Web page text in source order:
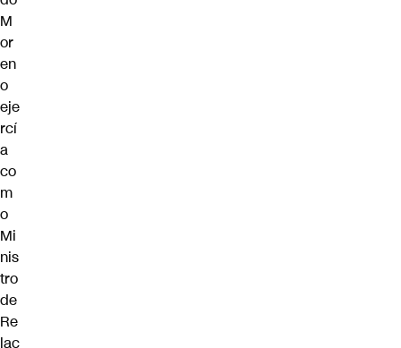
M
or
en
o
eje
rcí
a
co
m
o
Mi
nis
tro
de
Re
lac